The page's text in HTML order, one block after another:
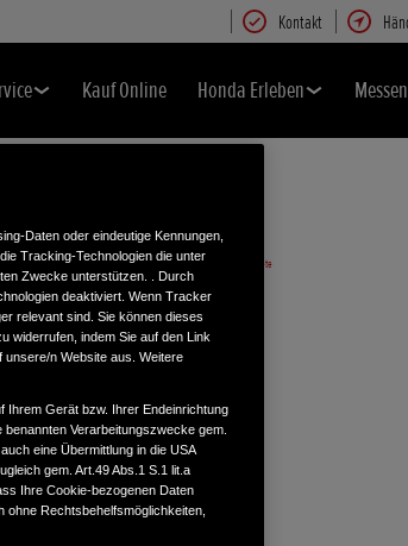
Kontakt
Kauf Online Honda Erleben
Daten oder eindeutige Kennungen,
Tracking-Technologien die unter
Zwecke unterstützen. . Durch
deaktiviert. Wenn Tracker
relevant sind. Sie können dieses
widerrufen, indem Sie auf den Link
unsere/n Website aus. Weitere
Ihrem Gerät bzw. Ihrer Endeinrichtung
Verarbeitungszwecke gem.
eine Übermittlung in die USA
gem. Art.49 Abs.1 S.1 lit.a
Ihre Cookie-bezogenen Daten
Rechtsbehelfsmöglichkeiten,